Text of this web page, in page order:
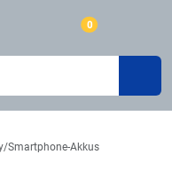
0
Smartphone-Akkus